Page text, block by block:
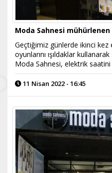
Moda Sahnesi
Geçtiğimiz günlerde ikinci kez
oyunlarını ışıldaklar
Moda Sahnesi, elektrik saatini
11 Nisan 2022 - 16:45